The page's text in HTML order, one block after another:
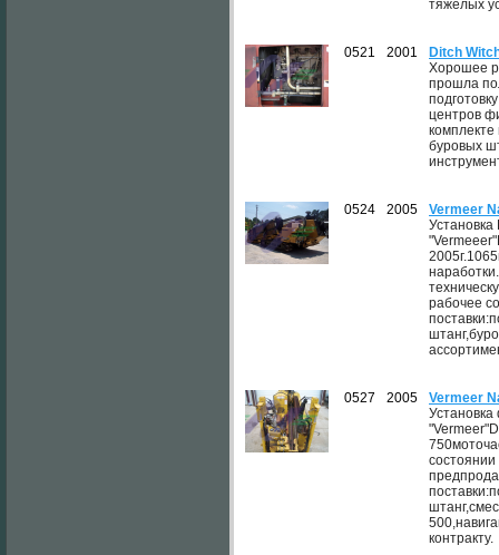
тяжелых
0521 2001
Ditch
Хорошее
прошла
центров
комплекте
буровых
0524 2005
Vermeer
рабочее
0527 2005
Vermeer
контракту.